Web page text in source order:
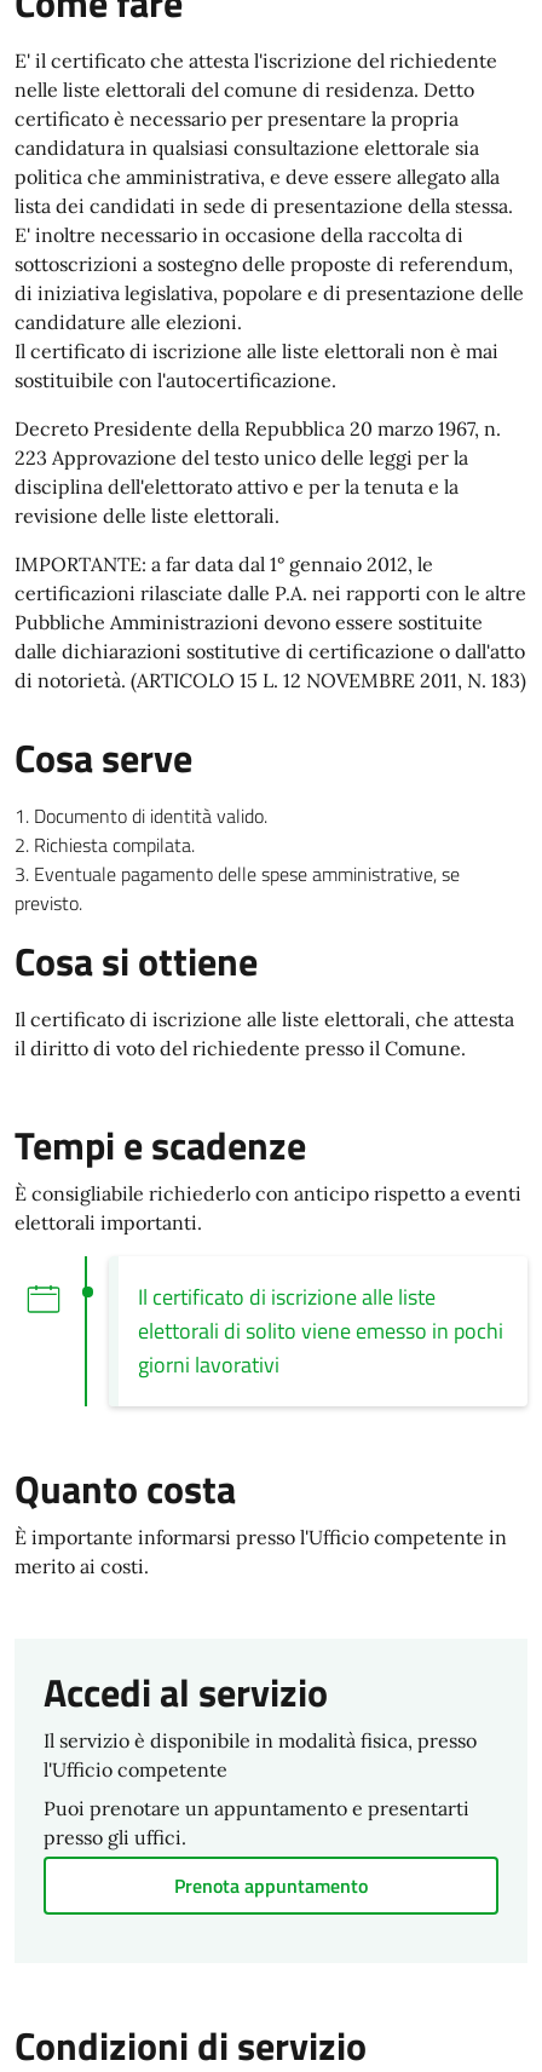
E' il certificato che attesta l'iscrizione del richiedente
nelle liste elettorali del comune di residenza. Detto
certificato è necessario per presentare la propria
candidatura in qualsiasi consultazione elettorale sia
politica che amministrativa, e deve essere allegato alla
lista dei candidati in sede di presentazione della stessa.
E' inoltre necessario in occasione della raccolta di
sottoscrizioni a sostegno delle proposte di referendum,
di iniziativa legislativa, popolare e di presentazione delle
candidature alle elezioni.
Il certificato di iscrizione alle liste elettorali non è mai
sostituibile con l'autocertificazione.
Decreto Presidente della Repubblica 20 marzo 1967, n.
223 Approvazione del testo unico delle leggi per la
disciplina dell'elettorato attivo e per la tenuta e la
revisione delle liste elettorali.
IMPORTANTE: a far data dal 1° gennaio 2012, le
certificazioni rilasciate dalle P.A. nei rapporti con le altre
Pubbliche Amministrazioni devono essere sostituite
dalle dichiarazioni sostitutive di certificazione o dall'atto
di notorietà. (ARTICOLO 15 L. 12 NOVEMBRE 2011, N. 183)
Cosa serve
Documento di identità valido.
Richiesta compilata.
Eventuale pagamento delle spese amministrative, se
previsto.
Cosa si ottiene
Il certificato di iscrizione alle liste elettorali, che attesta
il diritto di voto del richiedente presso il Comune.
Tempi e scadenze
È consigliabile richiederlo con anticipo rispetto a eventi
elettorali importanti.
Il certificato di iscrizione alle liste
elettorali di solito viene emesso in pochi
giorni lavorativi
Quanto costa
È importante informarsi presso l'Ufficio competente in
merito ai costi.
Accedi al servizio
Il servizio è disponibile in modalità fisica, presso
l'Ufficio competente
Puoi prenotare un appuntamento e presentarti
presso gli uffici.
Prenota appuntamento
Condizioni di servizio